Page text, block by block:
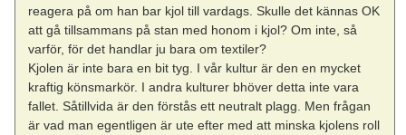
reagera på om han bar kjol till vardags. Skulle det kännas OK
att gå tillsammans på stan med honom i kjol? Om inte, så
varför, för det handlar ju bara om textiler?
Kjolen är inte bara en bit tyg. I vår kultur är den en mycket
kraftig könsmarkör. I andra kulturer bhöver detta inte vara
fallet. Såtillvida är den förstås ett neutralt plagg. Men frågan
är vad man egentligen är ute efter med att minska kjolens roll